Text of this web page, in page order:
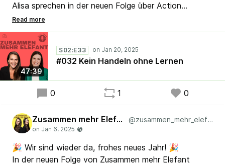
Alisa sprechen in der neuen Folge über Action
Learning – ein Konzept, das Lernen in Organisationen
praxisnäher, effektiver und schneller macht. 💡 Wie
könnt ihr es für euch und euer Team nutzen? Hört
rein und findet es heraus!
#Lean #Agile #ActionLearning #Srum
47:39
S02:E33
#032 Kein Handeln ohne Lernen
0 1 0
Zusammen mehr Elefant @zusammen_mehr_elefant
🎉 Wir sind wieder da, frohes neues Jahr! 🎉
In der neuen Folge von Zusammen mehr Elefant